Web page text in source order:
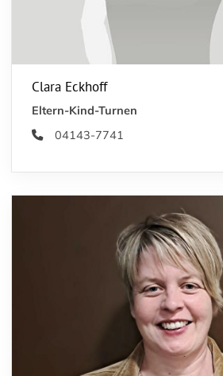
Clara Eckhoff
Eltern-Kind-Turnen
04143-7741